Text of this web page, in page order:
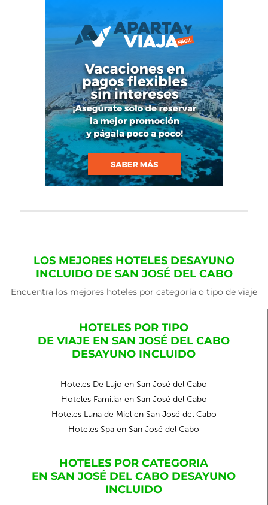
LOS MEJORES HOTELES DESAYUNO
INCLUIDO DE SAN JOSÉ DEL CABO
Encuentra los mejores hoteles por categoría o tipo de viaje
HOTELES POR TIPO
DE VIAJE EN SAN JOSÉ DEL CABO
DESAYUNO INCLUIDO
Hoteles De Lujo en San José del Cabo
Hoteles Familiar en San José del Cabo
Hoteles Luna de Miel en San José del Cabo
Hoteles Spa en San José del Cabo
HOTELES POR CATEGORIA
EN SAN JOSÉ DEL CABO DESAYUNO
INCLUIDO